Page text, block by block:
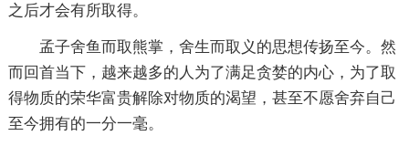
之后才会有所取得。
孟子舍鱼而取熊掌，舍生而取义的思想传扬至今。然
而回首当下，越来越多的人为了满足贪婪的内心，为了取
得物质的荣华富贵解除对物质的渴望，甚至不愿舍弃自己
至今拥有的一分一毫。